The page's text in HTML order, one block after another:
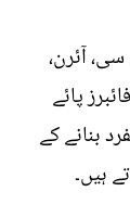
آئرن،
پائے
بنانے کے
ہیں۔